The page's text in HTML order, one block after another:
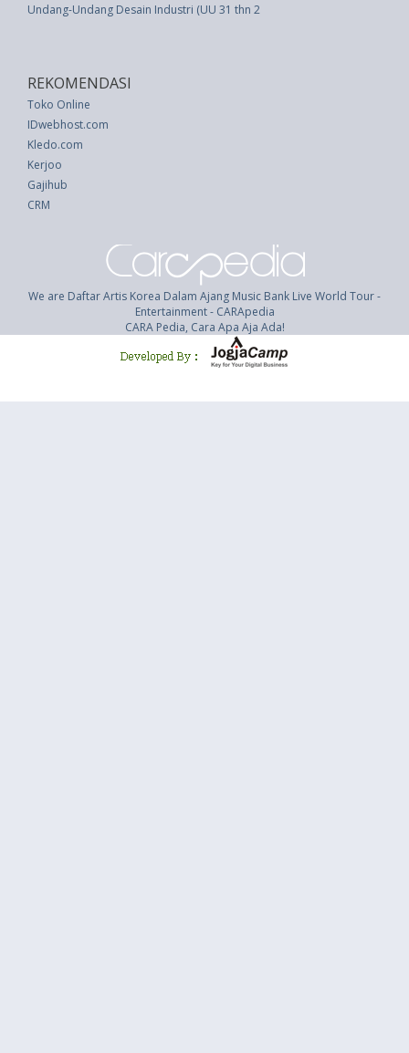
Undang-Undang Desain Industri (UU 31 thn 2000)
REKOMENDASI
Toko Online
IDwebhost.com
Kledo.com
Kerjoo
Gajihub
CRM
We are Daftar Artis Korea Dalam Ajang Music Bank Live World Tour -
Entertainment - CARApedia
CARA Pedia, Cara Apa Aja Ada!